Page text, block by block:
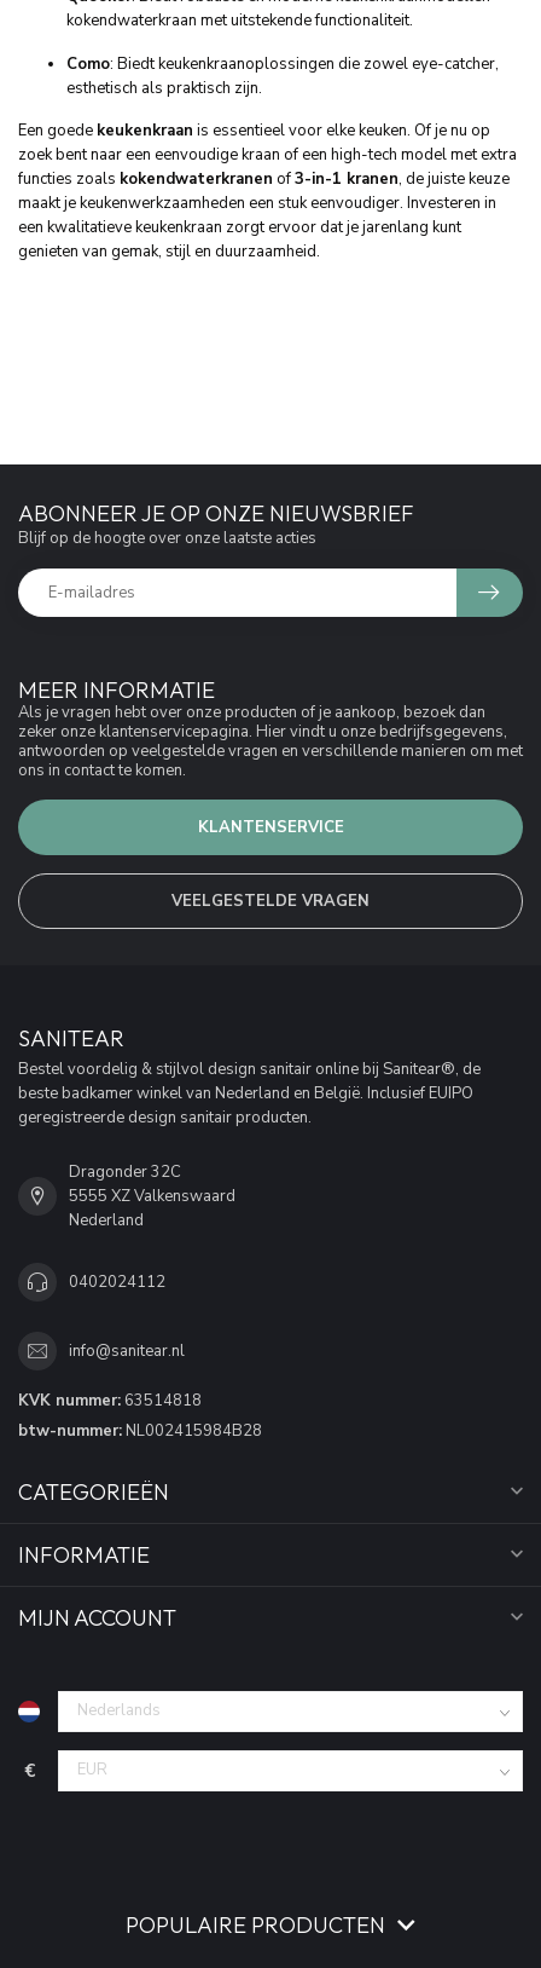
kokendwaterkraan met uitstekende functionaliteit.
Como: Biedt keukenkraanoplossingen die zowel eye-catcher,
esthetisch als praktisch zijn.
Een goede keukenkraan is essentieel voor elke keuken. Of je nu op
zoek bent naar een eenvoudige kraan of een high-tech model met extra
functies zoals kokendwaterkranen of3-in-1 kranen, de juiste keuze
maakt je keukenwerkzaamheden een stuk eenvoudiger. Investeren in
een kwalitatieve keukenkraan zorgt ervoor dat je jarenlang kunt
genieten van gemak, stijl en duurzaamheid.
MEER INFORMATIE
Als je vragen hebt over onze producten of je aankoop, bezoek dan
zeker onze klantenservicepagina. Hier vindt u onze bedrijfsgegevens,
antwoorden op veelgestelde vragen en verschillende manieren om met
ons in contact te komen.
KLANTENSERVICE
VEELGESTELDE VRAGEN
ABONNEER JE OP ONZE NIEUWSBRIEF
Blijf op de hoogte over onze laatste acties
SANITEAR
Bestel voordelig & stijlvol design sanitair online bij Sanitear®, de
beste badkamer winkel van Nederland en België. Inclusief EUIPO
geregistreerde design sanitair producten.
Dragonder 32C
5555 XZ Valkenswaard
Nederland
0402024112
info@sanitear.nl
KVK nummer: 63514818
btw-nummer: NL002415984B28
CATEGORIEËN
INFORMATIE
MIJN ACCOUNT
€
POPULAIRE PRODUCTEN